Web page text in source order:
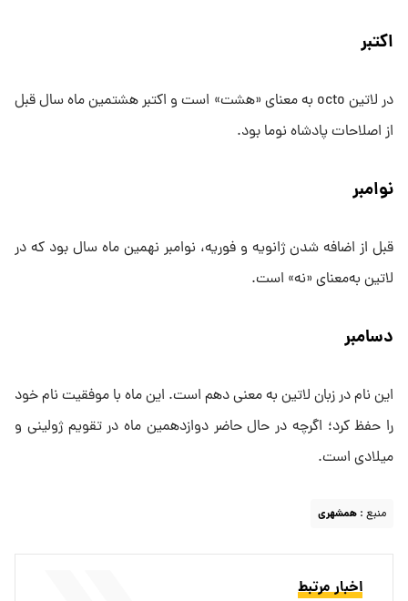
اکتبر
در لاتین octo به ‌معنای «هشت» است و اکتبر هشتمین‌ ماه سال قبل
از اصلاحات پادشاه نوما بود.
نوامبر
قبل از اضافه شدن ژانویه و فوریه، نوامبر نهمین‌ ماه سال بود که در
لاتین به‌معنای «نه» است.
دسامبر
این نام در زبان لاتین به معنی دهم است. این‌ ماه با موفقیت نام خود
را حفظ کرد؛ اگرچه در حال حاضر دوازدهمین ‌ماه در تقویم ژولینی و
میلادی است.
منبع : همشهری
اخبار مرتبط